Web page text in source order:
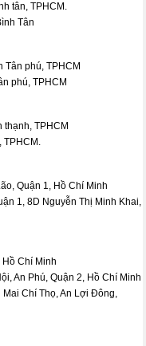
tân, TPHCM.
Tân
Tân phú, TPHCM
phú, TPHCM
TPHCM
TPHCM.
Quận 1, Hồ Chí Minh
1, 8D Nguyễn Thị Minh Khai,
Chí Minh
An Phú, Quận 2, Hồ Chí Minh
Chí Thọ, An Lợi Đông,